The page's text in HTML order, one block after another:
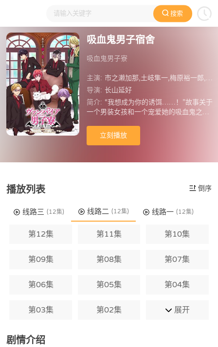
搜索
大家在看 日本动漫 国产动漫 欧美动漫
吸血鬼男子宿舍
吸血鬼男子寮
主演: 市之濑加那,土岐隼一,梅原裕一郎,羽多野涉,白井悠介,榊原优希
导演: 长山延好
简介: “我想成为你的诱饵……！”故事关于
一个男装女孩和一个宠爱她的吸血鬼之间
立刻播放
播放列表 倒序
线路三 (12集) 线路二 (12集) 线路一 (12集)
第12集 第11集 第10集
第09集 第08集 第07集
第06集 第05集 第04集
第03集 第02集 展开
剧情介绍